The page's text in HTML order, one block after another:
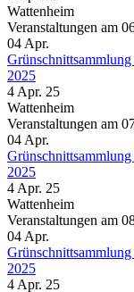
Wattenheim
Veranstaltungen am
04 Apr.
2025
4 Apr. 25
Wattenheim
Veranstaltungen am
04 Apr.
2025
4 Apr. 25
Wattenheim
Veranstaltungen am
04 Apr.
2025
4 Apr. 25